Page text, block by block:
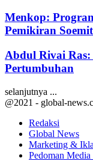
Menkop:
Pemikiran
Abdul Rivai Ras:
Pertumbuhan
selanjutnya ...
@2021 - global-
Redaksi
Global News
Marketing &
Pedoman Media